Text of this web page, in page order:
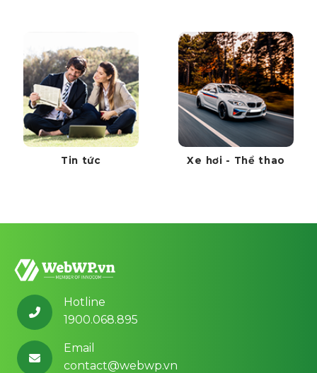
Tin tức Xe hơi - Thể thao
Hotline
1900.068.895
Email
contact@webwp.vn